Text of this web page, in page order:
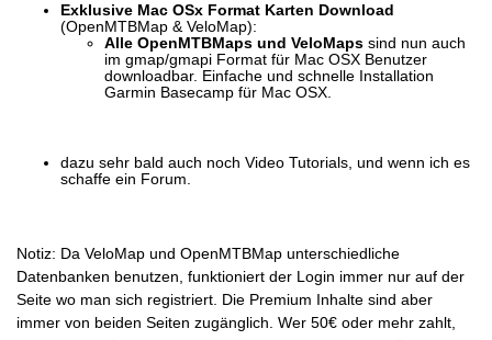
Exklusive Mac OSx Format Karten Download
(OpenMTBMap & VeloMap):
Alle OpenMTBMaps und VeloMaps sind nun auch
im gmap/gmapi Format für Mac OSX Benutzer
downloadbar. Einfache und schnelle Installation
Garmin Basecamp für Mac OSX.
dazu sehr bald auch noch Video Tutorials, und wenn ich es
schaffe ein Forum.
Notiz: Da VeloMap und OpenMTBMap unterschiedliche
Datenbanken benutzen, funktioniert der Login immer nur auf der
Seite wo man sich registriert. Die Premium Inhalte sind aber
immer von beiden Seiten zugänglich. Wer 50€ oder mehr zahlt,